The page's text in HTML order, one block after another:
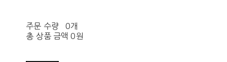
주문 수량
0개
총 상품 금액 0원